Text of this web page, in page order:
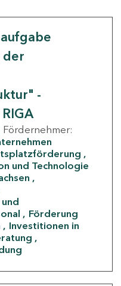
der
-
Fördernehmer:
und Technologie
Förderung
Investitionen in